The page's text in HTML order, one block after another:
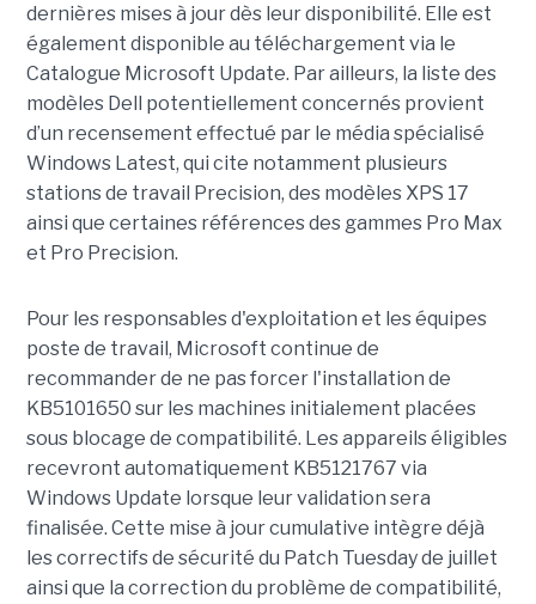
dernières mises à jour dès leur disponibilité. Elle est
également disponible au téléchargement via le
Catalogue Microsoft Update. Par ailleurs, la liste des
modèles Dell potentiellement concernés provient
d’un recensement effectué par le média spécialisé
Windows Latest, qui cite notamment plusieurs
stations de travail Precision, des modèles XPS 17
ainsi que certaines références des gammes Pro Max
et Pro Precision.
Pour les responsables d'exploitation et les équipes
poste de travail, Microsoft continue de
recommander de ne pas forcer l'installation de
KB5101650 sur les machines initialement placées
sous blocage de compatibilité. Les appareils éligibles
recevront automatiquement KB5121767 via
Windows Update lorsque leur validation sera
finalisée. Cette mise à jour cumulative intègre déjà
les correctifs de sécurité du Patch Tuesday de juillet
ainsi que la correction du problème de compatibilité,